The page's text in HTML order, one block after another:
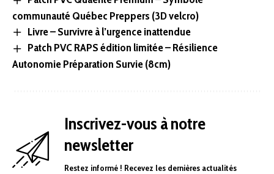
communauté Québec Preppers (3D velcro)
Livre – Survivre à l’urgence inattendue
Patch PVC RAPS édition limitée – Résilience
Autonomie Préparation Survie (8cm)
Inscrivez-vous à notre
newsletter
Restez informé ! Recevez les dernières actualités